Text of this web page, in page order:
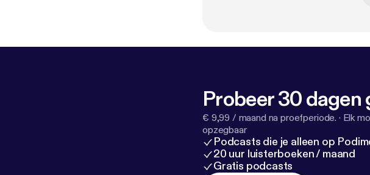
Probeer 30 dagen
€ 9,99 / maand na proefperiode. · Elk
opzegbaar
Podcasts die je alleen op
20 uur luisterboeken / maand
Gratis podcasts